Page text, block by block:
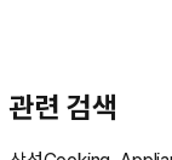
관련 검색